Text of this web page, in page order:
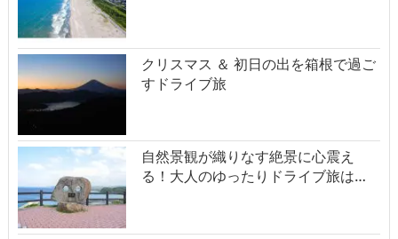
クリスマス ＆ 初日の出を箱根で過ご
すドライブ旅
自然景観が織りなす絶景に心震え
る！大人のゆったりドライブ旅は…